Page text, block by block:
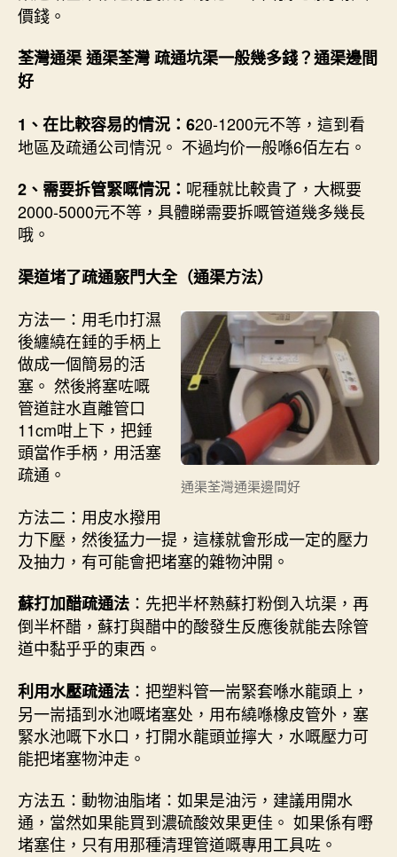
價錢。
荃灣通渠 通渠荃灣 疏通坑渠一般幾多錢？通渠邊間
好
1、在比較容易的情況：620-1200元不等，這到看
地區及疏通公司情況。 不過均价一般喺6佰左右。
2、需要拆管緊嘅情況： 呢種就比較貴了，大概要
2000-5000元不等，具體睇需要拆嘅管道幾多幾長
哦。
渠道堵了疏通竅門大全（通渠方法）
通渠荃灣通渠邊間好
方法一：用毛巾打濕
後纏繞在錘的手柄上
做成一個簡易的活
塞。 然後將塞咗嘅
管道註水直離管口
11cm咁上下，把錘
頭當作手柄，用活塞
疏通。
方法二：用皮水撥用
力下壓，然後猛力一提，這樣就會形成一定的壓力
及抽力，有可能會把堵塞的雜物沖開。
蘇打加醋疏通法 ：先把半杯熟蘇打粉倒入坑渠，再
倒半杯醋，蘇打與醋中的酸發生反應後就能去除管
道中黏乎乎的東西。
利用水壓疏通法 ：把塑料管一耑緊套喺水龍頭上，
另一耑插到水池嘅堵塞处，用布繞喺橡皮管外，塞
緊水池嘅下水口，打開水龍頭並擰大，水嘅壓力可
能把堵塞物沖走。
方法五：動物油脂堵：如果是油污，建議用開水
通，當然如果能買到濃硫酸效果更佳。 如果係有嘢
堵塞住，只有用那種清理管道嘅專用工具咗。